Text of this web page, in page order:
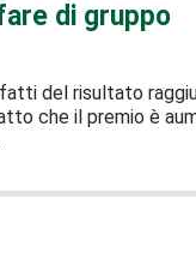
di gruppo
del risultato
che il premio è